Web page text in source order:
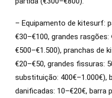
– Equipamento de kitesurf:
€30–€100, grandes
€500–€1.500), pranchas de
€20–€50, grandes fissuras:
substituição: 400€–1.000€),
danificadas: 10–€20€, barra